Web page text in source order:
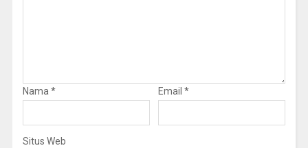
Nama* Email *
Situs Web